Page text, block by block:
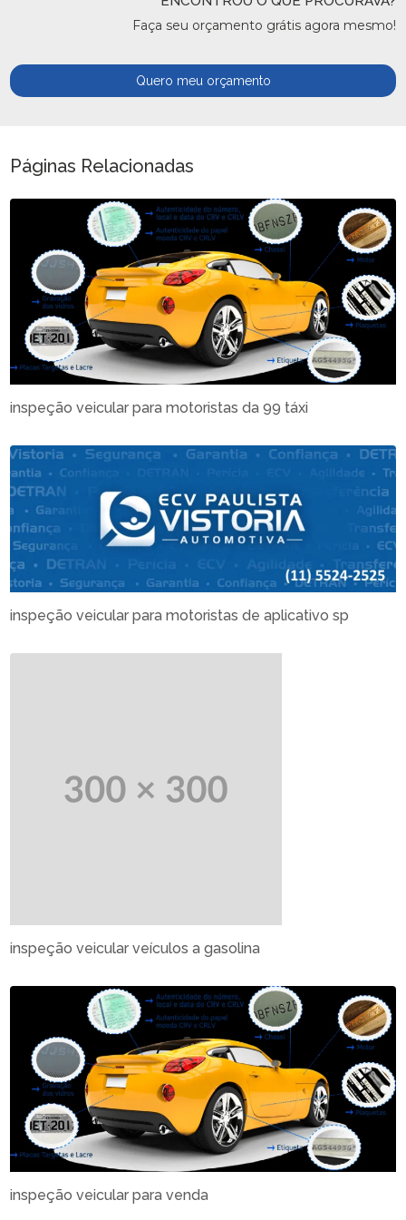
Faça seu orçamento grátis agora mesmo!
Quero meu orçamento
Páginas Relacionadas
inspeção veicular para motoristas da 99 táxi
inspeção veicular para motoristas de aplicativo sp
inspeção veicular veículos a gasolina
inspeção veicular para venda